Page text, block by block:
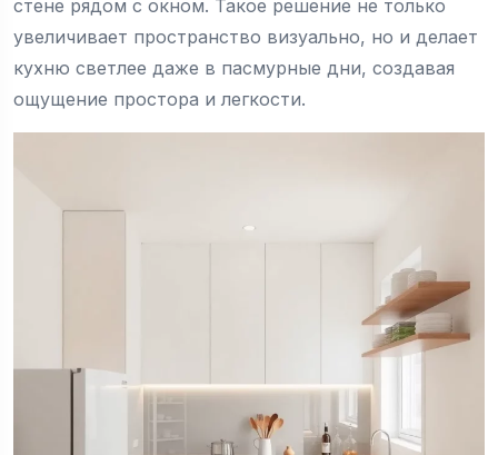
стене рядом с окном. Такое решение не только
увеличивает пространство визуально, но и делает
кухню светлее даже в пасмурные дни, создавая
ощущение простора и легкости.